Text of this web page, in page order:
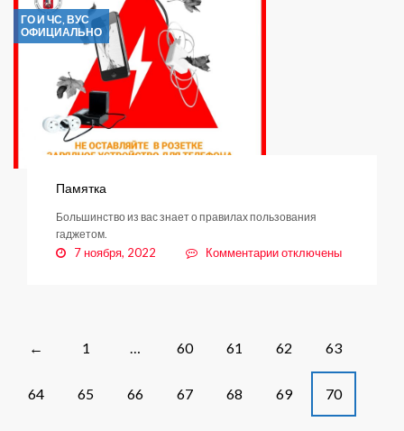
ГО И ЧС, ВУС
ОФИЦИАЛЬНО
Памятка
Большинство из вас знает о правилах пользования
гаджетом.
7 ноября, 2022 Комментариикотключены
Posts
navigation
← 1 … 60 61 62 63
64 65 66 67 68 69 70